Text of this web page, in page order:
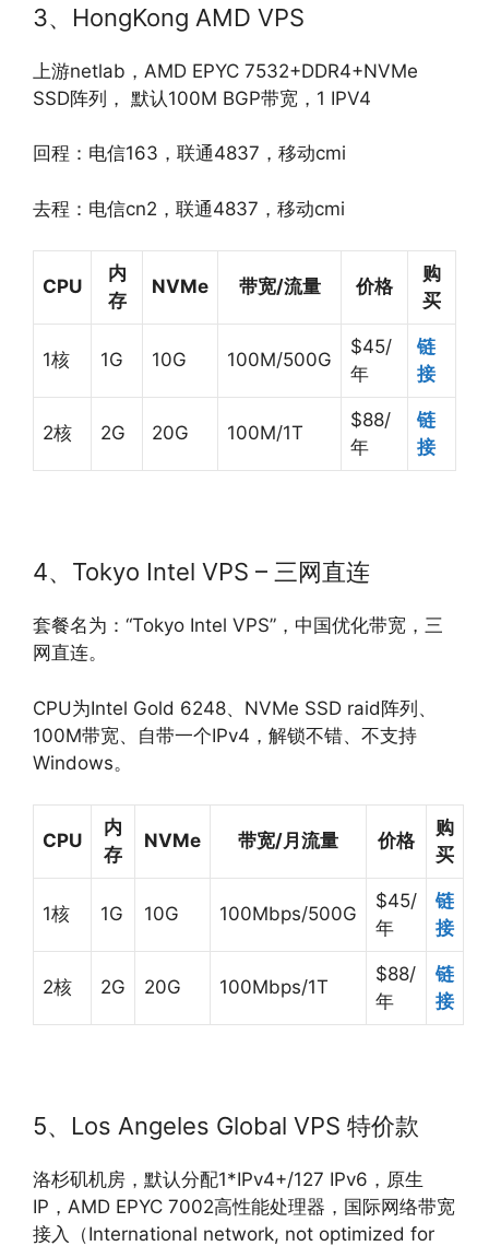
3、HongKong AMD VPS
上游netlab，AMD EPYC 7532+DDR4+NVMe
SSD阵列， 默认100M BGP带宽，1 IPV4
回程：电信163，联通4837，移动cmi
去程：电信cn2，联通4837，移动cmi
CPU
内
存
NVMe 带宽/流量 价格
购
买
1核 1G 10G 100M/500G
$45/
年
链
接
2核 2G 20G 100M/1T
$88/
年
链
接
4、Tokyo Intel VPS – 三网直连
套餐名为：“Tokyo Intel VPS”，中国优化带宽，三
网直连。
CPU为Intel Gold 6248、NVMe SSD raid阵列、
100M带宽、自带一个IPv4，解锁不错、不支持
Windows。
CPU
内
存
NVMe 带宽/月流量 价格
购
买
1核 1G 10G 100Mbps/500G
$45/
年
链
接
2核 2G 20G 100Mbps/1T
$88/
年
链
接
5、Los Angeles Global VPS 特价款
洛杉矶机房，默认分配1*IPv4+/127 IPv6，原生
IP，AMD EPYC 7002高性能处理器，国际网络带宽
接入（International network, not optimized for